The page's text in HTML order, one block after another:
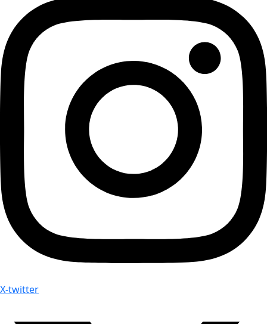
X-twitter